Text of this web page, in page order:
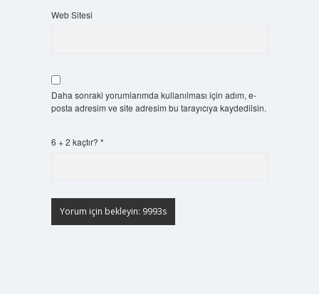
Web Sitesi
Daha sonraki yorumlarımda kullanılması için adım, e-
posta adresim ve site adresim bu tarayıcıya kaydedilsin.
6 + 2 kaçtır? *